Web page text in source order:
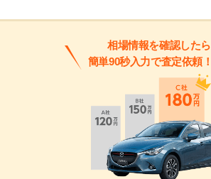
相場情報を確認したら
簡単90秒入力で査定依頼！